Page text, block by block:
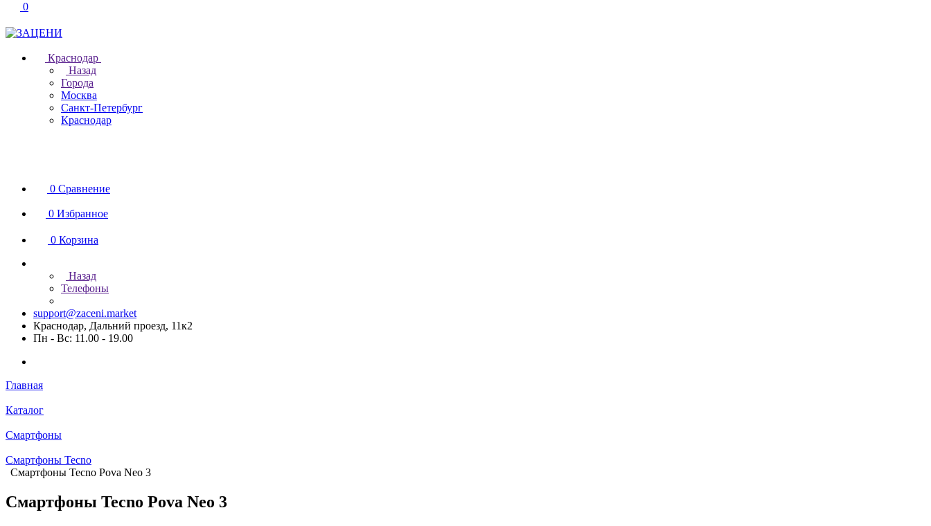
0
Краснодар
Назад
Города
Москва
Санкт-Петербург
Краснодар
0 Сравнение
0 Избранное
0 Корзина
Назад
Телефоны
support@zaceni.market
Краснодар, Дальний проезд, 11к2
Пн - Вс: 11.00 - 19.00
Главная
Каталог
Смартфоны
Смартфоны Tecno
Смартфоны Tecno Pova Neo 3
Смартфоны Tecno Pova Neo 3